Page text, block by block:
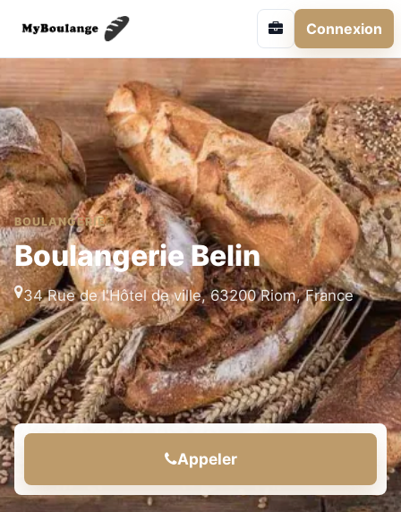
Connexion
BOULANGERIE
Boulangerie Belin
34 Rue de l'Hôtel de ville, 63200 Riom, France
Appeler